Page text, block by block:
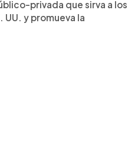
privada que sirva a los
UU. y promueva la